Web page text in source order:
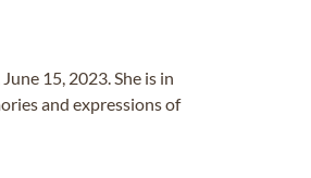
15, 2023. She is in
and expressions of